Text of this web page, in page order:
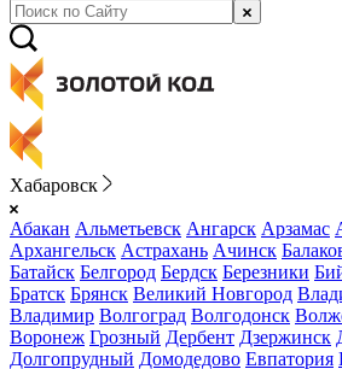
Хабаровск
Абакан Альметьевск Ангарск Арзамас
Архангельск Астрахань Ачинск
Батайск Белгород Бердск Березники
Братск Брянск Великий Новгород
Владимир Волгоград Волгодонск
Воронеж Грозный Дербент Дзержинск
Долгопрудный Домодедово Евпатория